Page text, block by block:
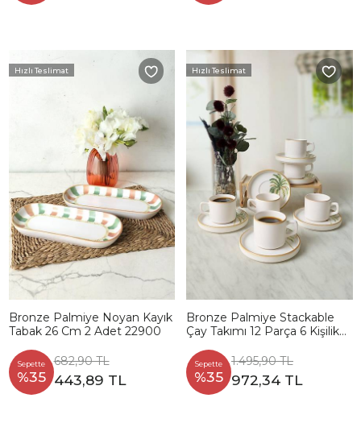
Hızlı Teslimat
Bronze Palmiye Noyan Kayık
Tabak 26 Cm 2 Adet 22900
Sepette
%35
682,90 TL
443,89 TL
Hızlı Teslimat
Bronze Palmiye Stackable
Çay Takımı 12 Parça 6 Kişilik
Sepette
%35
1.495,90 TL
972,34 TL